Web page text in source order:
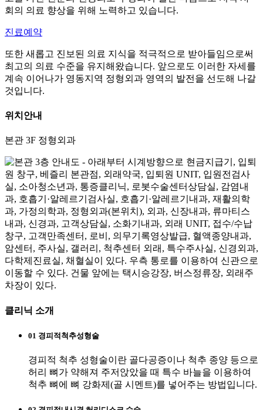
회의 의료 향상을 위해 노력하고 있습니다.
진료예약
또한 새롭고 진보된 의료 지식을 적극적으로 받아들임으로써
최고의 의료 수준을 유지해왔습니다. 앞으로도 이러한 자세를
계속 이어나가 영동지역 정형외과 영역의 발전을 선도해 나갈
것입니다.
위치안내
본관 3F 정형외과
클리닉 소개
01 경피적척추성형술
경피적 척추 성형술이란 골다공증이나 척추 종양 등으로
허리 뼈가 약해져 주저앉았을 때 특수 바늘을 이용하여
척추 뼈에 뼈 강화제(골 시멘트)를 넣어주는 방법입니다.